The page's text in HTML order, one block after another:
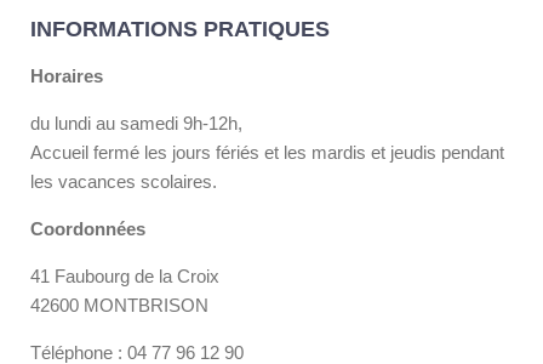
INFORMATIONS PRATIQUES
Horaires
du lundi au samedi 9h-12h,
Accueil fermé les jours fériés et les mardis et jeudis pendant
les vacances scolaires.
Coordonnées
41 Faubourg de la Croix
42600 MONTBRISON
Téléphone : 04 77 96 12 90